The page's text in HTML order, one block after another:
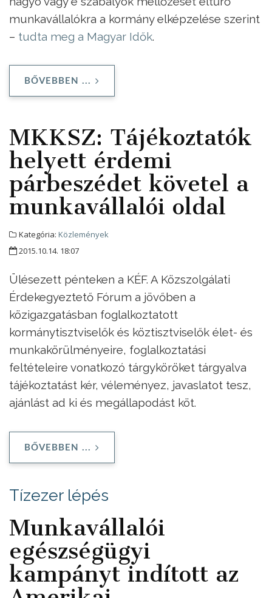
munkavállalókra a kormány elképzelése szerint
– tudta meg a Magyar Idők.
BŐVEBBEN ...
MKKSZ: Tájékoztatók
helyett érdemi
párbeszédet követel a
munkavállalói oldal
Kategória: Közlemények
2015.10.14. 18:07
Ülésezett pénteken a KÉF. A Közszolgálati
Érdekegyeztető Fórum a jövőben a
közigazgatásban foglalkoztatott
kormánytisztviselők és köztisztviselők élet- és
munkakörülményeire, foglalkoztatási
feltételeire vonatkozó tárgyköröket tárgyalva
tájékoztatást kér, véleményez, javaslatot tesz,
ajánlást ad ki és megállapodást köt.
BŐVEBBEN ...
Tízezer lépés
Munkavállalói
egészségügyi
kampányt indított az